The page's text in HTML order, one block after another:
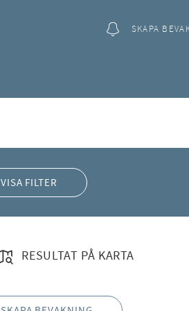
SKAPA
VISA FILTER
RESULTAT PÅ KARTA